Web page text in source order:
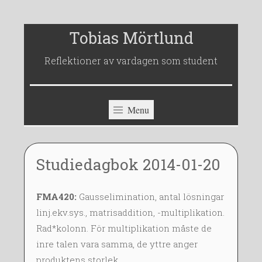
content
Tobias Mörtlund
Reflektioner av vardagen som student
Menu
Studiedagbok 2014-01-20
0
J
A
N
2
O
B
I
A
S
FMA420: Gausselimination, antal lösningar
linj.ekv.sys., matrisaddition, -multiplikation.
Rad*kolonn. För multiplikation måste de
inre talen vara samma, de yttre anger